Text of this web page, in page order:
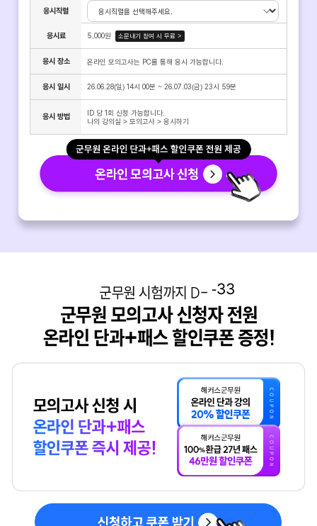
응시직렬
응시료 5,000원 소문내기 참여 시 무료 >
응시 장소 온라인 모의고사는 PC를 통해 응시 가능합니다.
응시 일시 26.06.28(일) 14시 00분 ~ 26.07.03(금) 23시 59분
응시 방법
ID 당 1회 신청 가능합니다.
나의 강의실 > 모의고사 > 응시하기
-33